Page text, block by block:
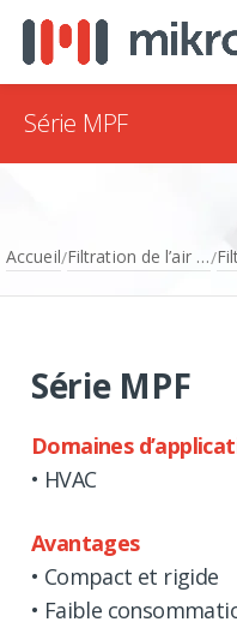
Série MPF
Accueil/ Filtration de l’air atmosphérique/
Série MPF
Domaines
• HVAC
Avantages
• Compact et rigide
• Faible